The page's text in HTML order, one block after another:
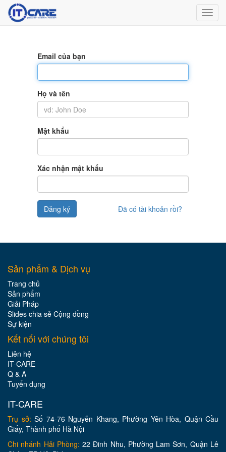
Email của bạn
Họ và tên
Mật khẩu
Xác nhận mật khẩu
Đã có tài khoản rồi?
Đăng ký
Sản phẩm & Dịch vụ
Trang chủ
Sản phẩm
Giải Pháp
Slides chia sẻ Cộng đồng
Sự kiện
Kết nối với chúng tôi
Liên hệ
IT-CARE
Q & A
Tuyển dụng
IT-CARE
Trụ sở: Số 74-76 Nguyễn Khang, Phường Yên Hòa, Quận Cầu
Giấy, Thành phố Hà Nội
Chi nhánh Hải Phòng: 22 Đinh Nhu, Phường Lam Sơn, Quận Lê